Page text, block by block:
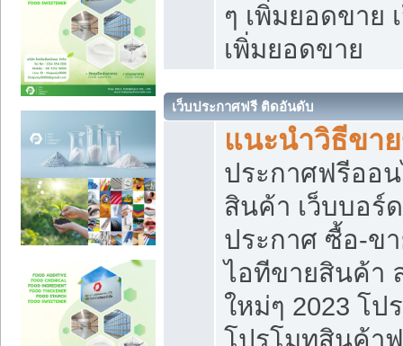
ๆ เพิ่มยอดขาย
เพิ่มยอดขาย
เว็บประกาศฟรี ติดอันดับ
แนะนำวิธีขา
ประกาศฟรีออ
สินค้า เว็บบอร์
ประกาศ ซื้อ-ข
ไอทีขายสินค้า
ใหม่ๆ 2023 โป
โปรโมทสินค้า